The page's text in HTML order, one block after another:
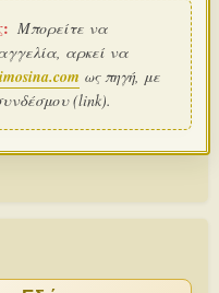
Μπορείτε να
αρκεί να
ως πηγή, με
(link).